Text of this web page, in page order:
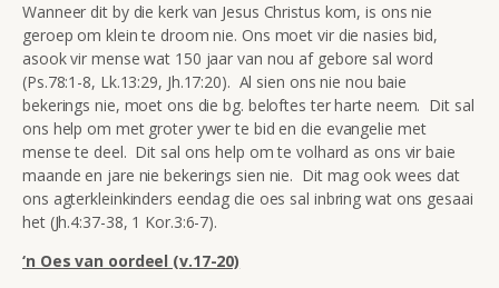
Wanneer dit by die kerk van Jesus Christus kom, is ons nie
geroep om klein te droom nie. Ons moet vir die nasies bid,
asook vir mense wat 150 jaar van nou af gebore sal word
(Ps.78:1-8, Lk.13:29, Jh.17:20). Al sien ons nie nou baie
bekerings nie, moet ons die bg. beloftes ter harte neem. Dit sal
ons help om met groter ywer te bid en die evangelie met
mense te deel. Dit sal ons help om te volhard as ons vir baie
maande en jare nie bekerings sien nie. Dit mag ook wees dat
ons agterkleinkinders eendag die oes sal inbring wat ons gesaai
het (Jh.4:37-38, 1 Kor.3:6-7).
‘n Oes van oordeel (v.17-20)